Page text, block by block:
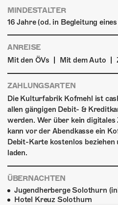
MINDESTALTER
16 Jahre (od. in Begleitung
ANREISE
Mit den ÖVs
Mit dem Auto
ZAHLUNGSARTEN
Die Kulturfabrik Kofmehl ist
allen gängigen Debit- &
werden. Wer über kein
kann vor der Abendkasse ein
Debit-Karte kostenlos beziehen
laden.
ÜBERNACHTEN
Jugendherberge Solothurn
Hotel Kreuz Solothurn